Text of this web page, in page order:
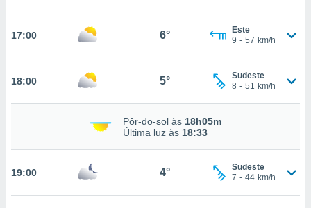
ou
de
através
17:00 6°
Este
9 - 57 km/h
18:00 5°
Sudeste
8 - 51 km/h
Pôr-do-sol às 18h05m
Última luz às 18:33
19:00 4°
Sudeste
7 - 44 km/h